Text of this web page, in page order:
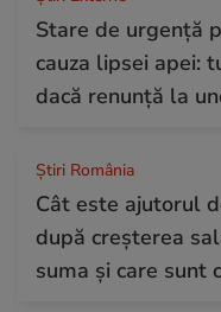
Stare de urgență
cauza lipsei apei:
dacă renunță la
Știri România
Cât este ajutorul
după creșterea
suma și care sunt